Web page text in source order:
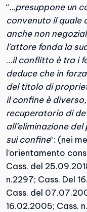
“…presuppone un
convenuto il quale
anche non
l’attore fonda la
…il conflitto è tra i
deduce che in
del titolo di
il confine è
recuperatorio di
all’eliminazione
sui confine“: (nei
l’orientamento
Cass. del
n.2297; Cass. Del
Cass. del
16.02.2005; Cass.